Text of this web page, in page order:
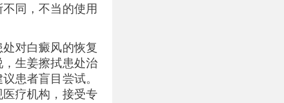
同，不当的使用
对白癜风的恢复
生姜擦拭患处治
患者盲目尝试。
疗机构，接受专